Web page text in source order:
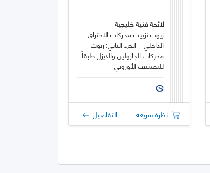
لائحة فنية خليجية
زيوت تزييت محركات الاحتراق
الداخلي – الجزء الثاني: زيوت
محركات الجازولين والديزل طبقاً
للتصنيف الأوروبي
نظرة سريعة التفاصيل